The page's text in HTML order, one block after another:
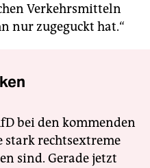
Verkehrsmitteln
nur zugeguckt hat.“
bei den kommenden
stark rechtsextreme
sind. Gerade jetzt